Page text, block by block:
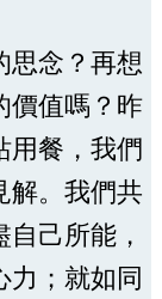
思念？再想
價值嗎？昨
用餐，我們
解。我們共
己所能，
力；就如同